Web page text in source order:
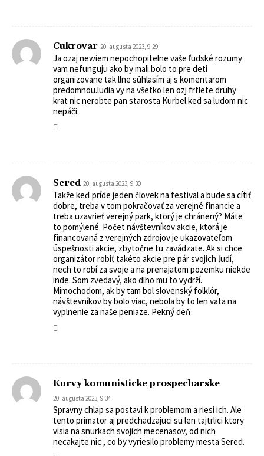
Cukrovar 20. augusta 2023, 9:29
Ja ozaj newiem nepochopitelne vaše ľudské rozumy
vam nefunguju ako by mali.bolo to pre deti
organizovane tak llne súhlasím aj s komentarom
predomnou.ludia vy na všetko len ozj frflete.druhy
krat nic nerobte pan starosta Kurbel.ked sa ludom nic
nepáči.
Sered 20. augusta 2023, 9:30
Takže keď príde jeden človek na festival a bude sa cítiť
dobre, treba v tom pokračovať za verejné financie a
treba uzavrieť verejný park, ktorý je chránený? Máte
to pomýlené. Počet návštevníkov akcie, ktorá je
financovaná z verejných zdrojov je ukazovateľom
úspešnosti akcie, zbytočne tu zavádzate. Ak si chce
organizátor robiť takéto akcie pre pár svojich ľudí,
nech to robí za svoje a na prenajatom pozemku niekde
inde. Som zvedavý, ako dlho mu to vydrží.
Mimochodom, ak by tam bol slovenský folklór,
návštevníkov by bolo viac, nebola by to len vata na
vyplnenie za naše peniaze. Pekný deň
Kurvy komunisticke prospecharske
20. augusta 2023, 9:34
Spravny chlap sa postavi k problemom a riesi ich. Ale
tento primator aj predchadzajuci su len tajtrlici ktory
visia na snurkach svojich mecenasov, od nich
necakajte nic , co by vyriesilo problemy mesta Sered.